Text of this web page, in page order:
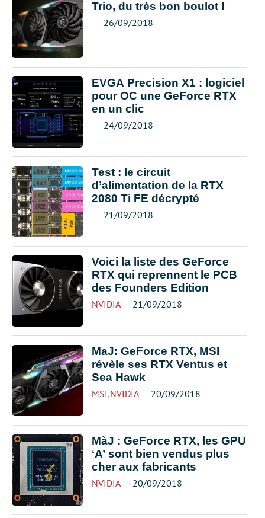
Trio, du très bon boulot !
26/09/2018
EVGA Precision X1 : logiciel
pour OC une GeForce RTX
en un clic
24/09/2018
Test : le circuit
d’alimentation de la RTX
2080 Ti FE décrypté
21/09/2018
Voici la liste des GeForce
RTX qui reprennent le PCB
des Founders Edition
NVIDIA 21/09/2018
MaJ: GeForce RTX, MSI
révèle ses RTX Ventus et
Sea Hawk
MSI,NVIDIA 20/09/2018
MàJ : GeForce RTX, les GPU
‘A’ sont bien vendus plus
cher aux fabricants
NVIDIA 20/09/2018